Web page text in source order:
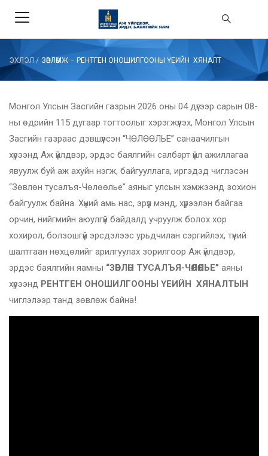
ЭХЛЭЛ / ЗӨВЛӨМЖ – РЕНТГЕН ОНОШИЛГООНЫ ҮЕИЙН ХЯНАЛТ
Монгол Улсын Засгийн газрын 2026 оны 04 дүгээр сарын 08-
ны өдрийн 115 дугаар тогтоолыг хэрэгжүүлэх, Монгол Улсын
Засгийн газраас дэвшүүлсэн “ЧӨЛӨӨЛЬЕ” санаачилгын
хүрээнд Аж үйлдвэр, эрдэс баялгийн салбарт үйл ажиллагаа
явуулж буй аж ахуйн нэгж, байгууллага, иргэдэд чиглэсэн
“Зөвлөн тусалъя-Чөлөөлье” аяныг улсын хэмжээнд зохион
байгуулж байна. Хүний амь нас, эрүүл мэнд, хүрээлэн байгаа
орчин, нийгмийн аюулгүй байдалд учруулж болох хор
хохирол, болзошгүй эрсдэлээс урьдчилан сэргийлэх, түүний
шалтгаан нөхцөлийг арилгуулах зорилгоор Аж үйлдвэр,
эрдэс баялгийн яамны “ЗӨВЛӨН ТУСАЛЪЯ-ЧӨЛӨӨЛЬЕ” аяны
хүрээнд РЕНТГЕН ОНОШИЛГООНЫ ҮЕИЙН ХЯНАЛТЫН
чиглэлээр танд зөвлөж байна!